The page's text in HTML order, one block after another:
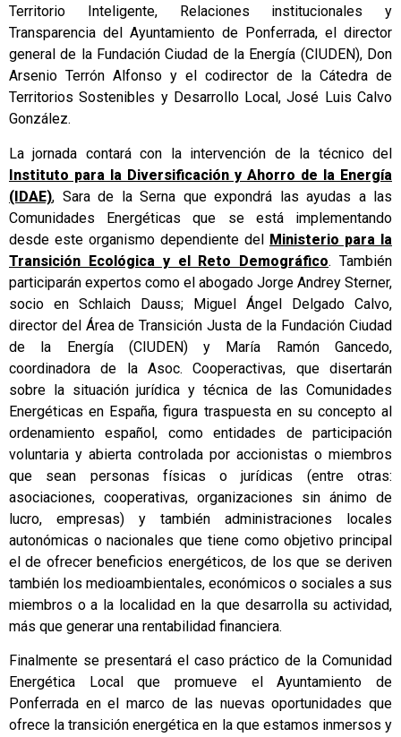
Territorio Inteligente, Relaciones institucionales y
Transparencia del Ayuntamiento de Ponferrada, el director
general de la Fundación Ciudad de la Energía (CIUDEN), Don
Arsenio Terrón Alfonso y el codirector de la Cátedra de
Territorios Sostenibles y Desarrollo Local, José Luis Calvo
González.
La jornada contará con la intervención de la técnico del
Instituto para la Diversificación y Ahorro de la Energía
(IDAE), Sara de la Serna que expondrá las ayudas a las
Comunidades Energéticas que se está implementando
desde este organismo dependiente del Ministerio para la
Transición Ecológica y el Reto Demográfico. También
participarán expertos como el abogado Jorge Andrey Sterner,
socio en Schlaich Dauss; Miguel Ángel Delgado Calvo,
director del Área de Transición Justa de la Fundación Ciudad
de la Energía (CIUDEN) y María Ramón Gancedo,
coordinadora de la Asoc. Cooperactivas, que disertarán
sobre la situación jurídica y técnica de las Comunidades
Energéticas en España, figura traspuesta en su concepto al
ordenamiento español, como entidades de participación
voluntaria y abierta controlada por accionistas o miembros
que sean personas físicas o jurídicas (entre otras:
asociaciones, cooperativas, organizaciones sin ánimo de
lucro, empresas) y también administraciones locales
autonómicas o nacionales que tiene como objetivo principal
el de ofrecer beneficios energéticos, de los que se deriven
también los medioambientales, económicos o sociales a sus
miembros o a la localidad en la que desarrolla su actividad,
más que generar una rentabilidad financiera.
Finalmente se presentará el caso práctico de la Comunidad
Energética Local que promueve el Ayuntamiento de
Ponferrada en el marco de las nuevas oportunidades que
ofrece la transición energética en la que estamos inmersos y